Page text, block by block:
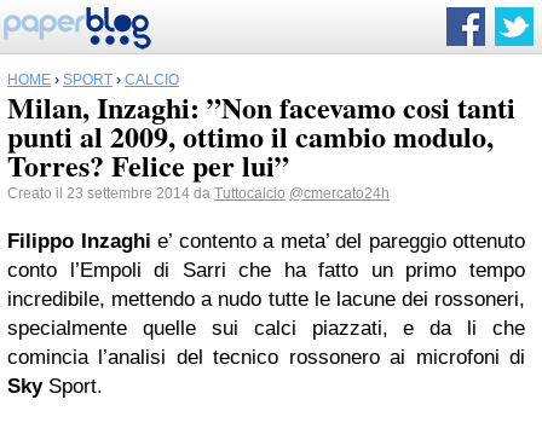
HOME › SPORT › CALCIO
Milan, Inzaghi: ”Non facevamo cosi tanti
punti al 2009, ottimo il cambio modulo,
Torres? Felice per lui”
Creato il 23 settembre 2014 da Tuttocalcio @cmercato24h
Filippo Inzaghi e’ contento a meta’ del pareggio ottenuto
conto l’Empoli di Sarri che ha fatto un primo tempo
incredibile, mettendo a nudo tutte le lacune dei rossoneri,
specialmente quelle sui calci piazzati, e da li che
comincia l’analisi del tecnico rossonero ai microfoni di
SkySport.